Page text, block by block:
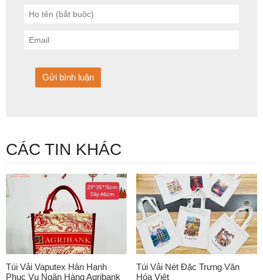
CÁC TIN KHÁC
Túi Vải Vaputex Hân Hạnh
Phục Vụ Ngân Hàng Agribank
Túi Vải Nét Đặc Trưng Văn
Hóa Việt